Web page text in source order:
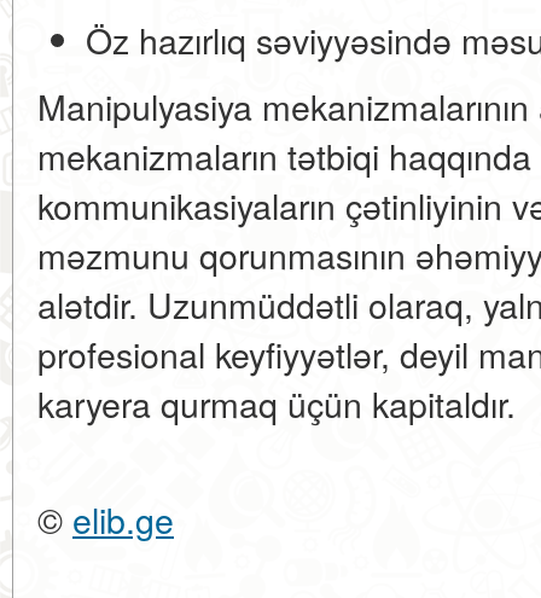
Öz hazırlıq səviyyəsində
Manipulyasiya mekanizmalarının
mekanizmaların tətbiqi
kommunikasiyaların çətinliyinin
məzmunu qorunmasının
alətdir. Uzunmüddətli olaraq,
profesional keyfiyyətlər, deyil
karyera qurmaq üçün kapitaldır.
© elib.ge